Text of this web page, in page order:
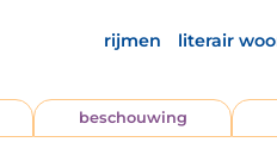
rijmen literair
beschouwing